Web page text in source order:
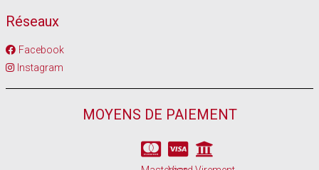
Réseaux
Facebook
Instagram
MOYENS DE PAIEMENT